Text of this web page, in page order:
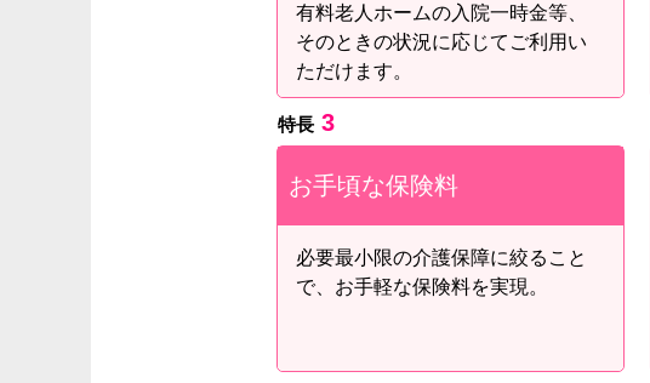
有料老人ホームの入院一時金等、
そのときの状況に応じてご利用い
ただけます。
特長 3
お手頃な保険料
必要最小限の介護保障に絞ること
で、お手軽な保険料を実現。